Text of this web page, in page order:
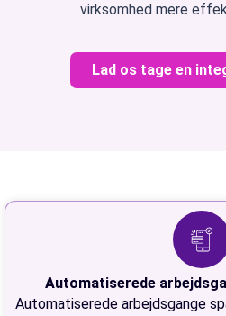
virksomhed mere
Lad os tage en
Automatiserede
Automatiserede arbejdsgange